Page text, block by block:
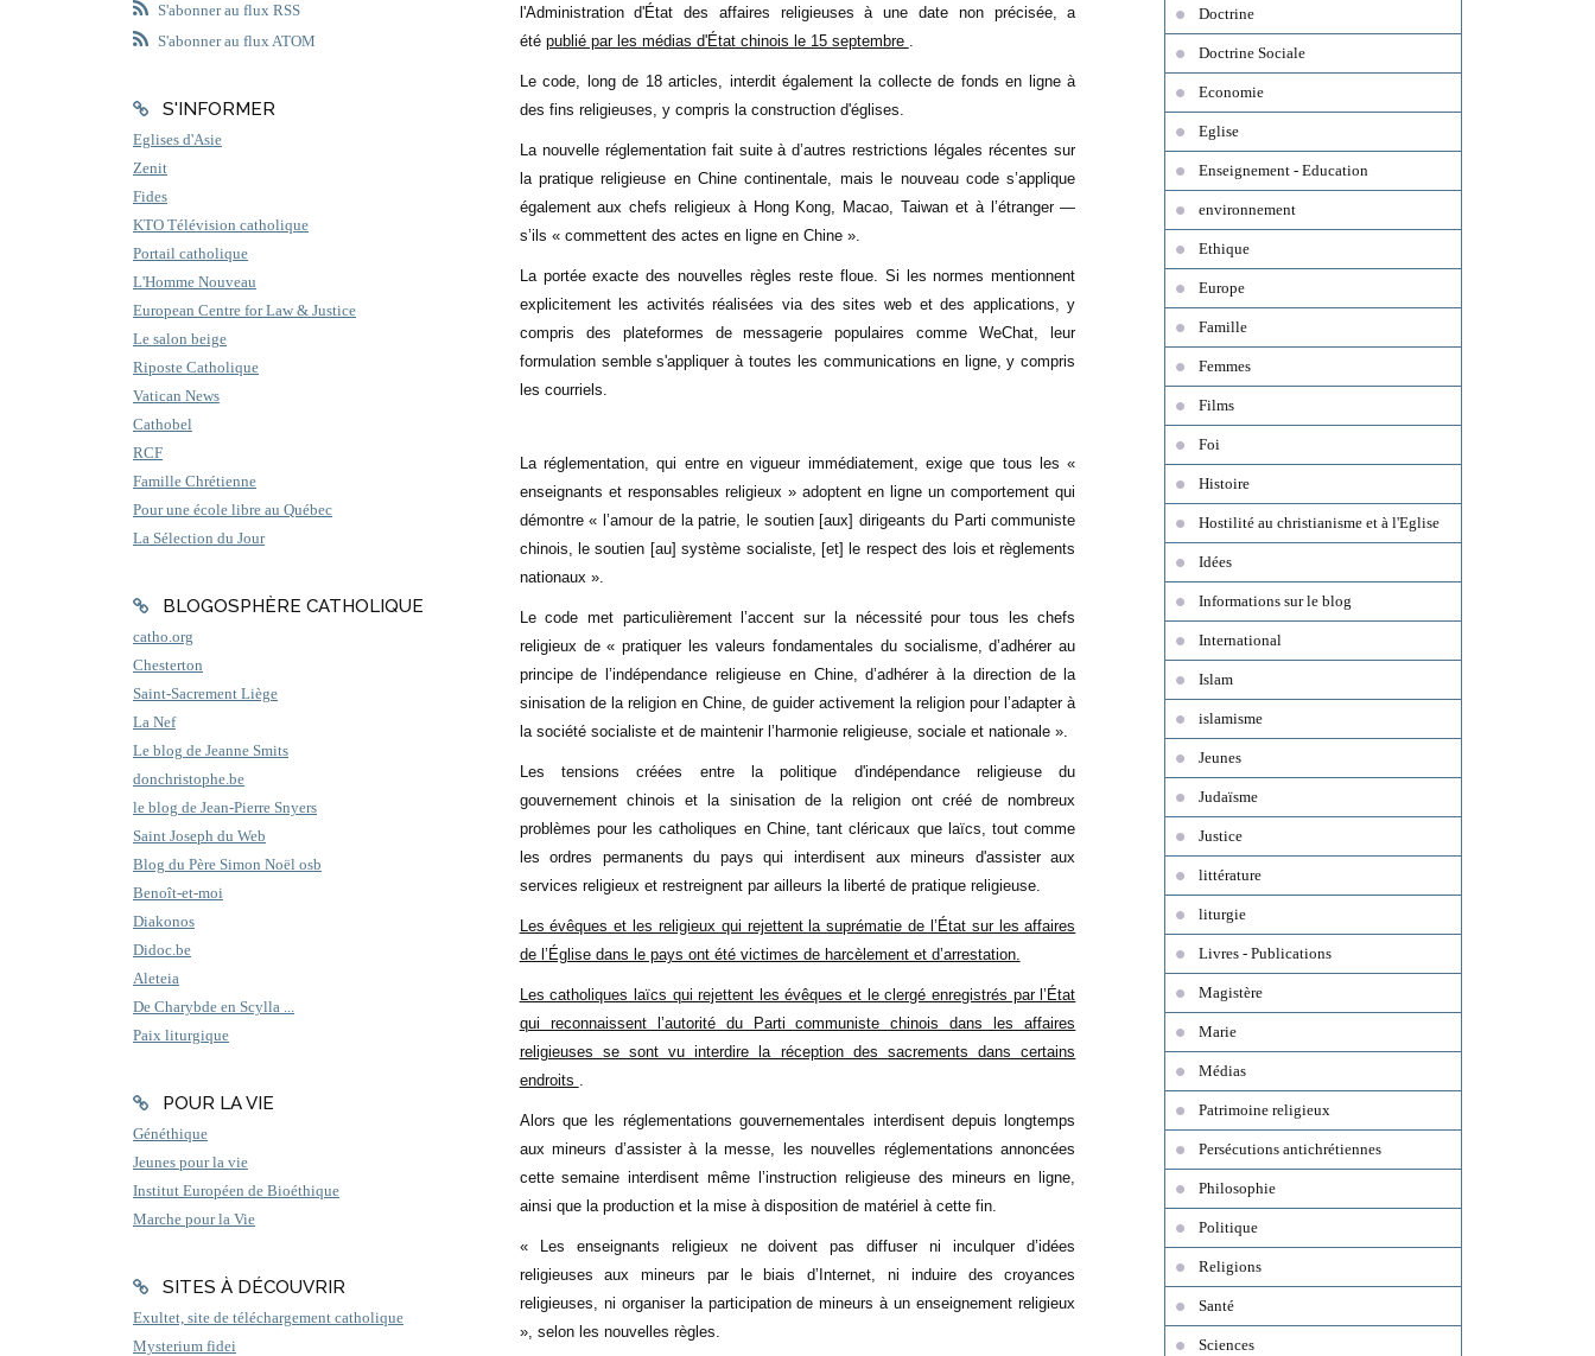
S'abonner au flux RSS
S'abonner au flux ATOM
S'INFORMER
Eglises d'Asie
Zenit
Fides
KTO Télévision catholique
Portail catholique
L'Homme Nouveau
European Centre for Law & Justice
Le salon beige
Riposte Catholique
Vatican News
Cathobel
RCF
Famille Chrétienne
Pour une école libre au Québec
La Sélection du Jour
BLOGOSPHÈRE CATHOLIQUE
catho.org
Chesterton
Saint-Sacrement Liège
La Nef
Le blog de Jeanne Smits
donchristophe.be
le blog de Jean-Pierre Snyers
Saint Joseph du Web
Blog du Père Simon Noël osb
Benoît-et-moi
Diakonos
Didoc.be
Aleteia
De Charybde en Scylla ...
Paix liturgique
POUR LA VIE
Généthique
Jeunes pour la vie
Institut Européen de Bioéthique
Marche pour la Vie
SITES À DÉCOUVRIR
Exultet, site de téléchargement catholique
Mysterium fidei
l'Administration d'État des affaires religieuses à une date non précisée, a
été publié par les médias d'État chinois le 15 septembre .
Le code, long de 18 articles, interdit également la collecte de fonds en ligne à
des fins religieuses, y compris la construction d'églises.
La nouvelle réglementation fait suite à d’autres restrictions légales récentes sur
la pratique religieuse en Chine continentale, mais le nouveau code s’applique
également aux chefs religieux à Hong Kong, Macao, Taiwan et à l’étranger —
s’ils « commettent des actes en ligne en Chine ».
La portée exacte des nouvelles règles reste floue. Si les normes mentionnent
explicitement les activités réalisées via des sites web et des applications, y
compris des plateformes de messagerie populaires comme WeChat, leur
formulation semble s'appliquer à toutes les communications en ligne, y compris
les courriels.
La réglementation, qui entre en vigueur immédiatement, exige que tous les «
enseignants et responsables religieux » adoptent en ligne un comportement qui
démontre « l’amour de la patrie, le soutien [aux] dirigeants du Parti communiste
chinois, le soutien [au] système socialiste, [et] le respect des lois et règlements
nationaux ».
Le code met particulièrement l’accent sur la nécessité pour tous les chefs
religieux de « pratiquer les valeurs fondamentales du socialisme, d’adhérer au
principe de l’indépendance religieuse en Chine, d’adhérer à la direction de la
sinisation de la religion en Chine, de guider activement la religion pour l’adapter à
la société socialiste et de maintenir l’harmonie religieuse, sociale et nationale ».
Les tensions créées entre la politique d'indépendance religieuse du
gouvernement chinois et la sinisation de la religion ont créé de nombreux
problèmes pour les catholiques en Chine, tant cléricaux que laïcs, tout comme
les ordres permanents du pays qui interdisent aux mineurs d'assister aux
services religieux et restreignent par ailleurs la liberté de pratique religieuse.
Les évêques et les religieux qui rejettent la suprématie de l’État sur les affaires
de l’Église dans le pays ont été victimes de harcèlement et d’arrestation.
Les catholiques laïcs qui rejettent les évêques et le clergé enregistrés par l’État
qui reconnaissent l’autorité du Parti communiste chinois dans les affaires
religieuses se sont vu interdire la réception des sacrements dans certains
endroits .
Alors que les réglementations gouvernementales interdisent depuis longtemps
aux mineurs d’assister à la messe, les nouvelles réglementations annoncées
cette semaine interdisent même l’instruction religieuse des mineurs en ligne,
ainsi que la production et la mise à disposition de matériel à cette fin.
« Les enseignants religieux ne doivent pas diffuser ni inculquer d’idées
religieuses aux mineurs par le biais d’Internet, ni induire des croyances
religieuses, ni organiser la participation de mineurs à un enseignement religieux
», selon les nouvelles règles.
Doctrine
Doctrine Sociale
Economie
Eglise
Enseignement - Education
environnement
Ethique
Europe
Famille
Femmes
Films
Foi
Histoire
Hostilité au christianisme et à l'Eglise
Idées
Informations sur le blog
International
Islam
islamisme
Jeunes
Judaïsme
Justice
littérature
liturgie
Livres - Publications
Magistère
Marie
Médias
Patrimoine religieux
Persécutions antichrétiennes
Philosophie
Politique
Religions
Santé
Sciences